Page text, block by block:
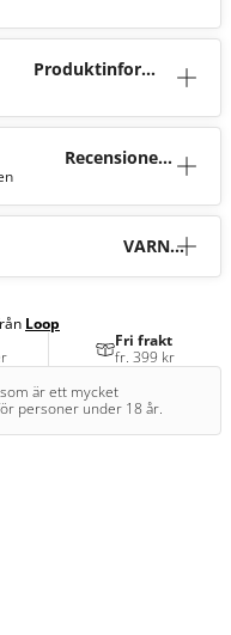
Produktinforma
Recensioner
VARNI
Loop
Fri frakt
fr. 399 kr
är ett mycket
personer under 18 år.